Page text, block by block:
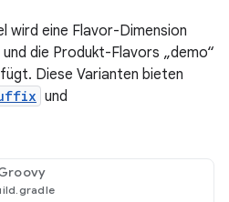
wird eine Flavor-Dimension
die Produkt-Flavors „demo“
Diese Varianten bieten
und